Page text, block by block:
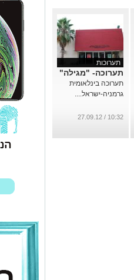
תערוכות
תערוכה- "מגילה"
תערוכה בינלאומית
גרמניה-ישראל....
10:32 / 27.09.12